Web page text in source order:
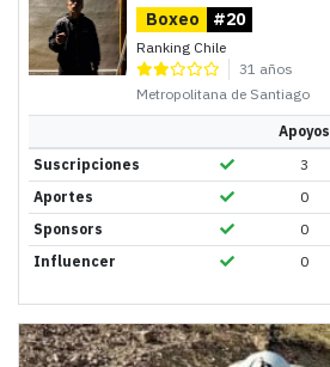
Boxeo #20
Ranking Chile
31 años
Metropolitana de Santiago
Apoyos
Suscripciones
3
Aportes
0
Sponsors
0
Influencer
0